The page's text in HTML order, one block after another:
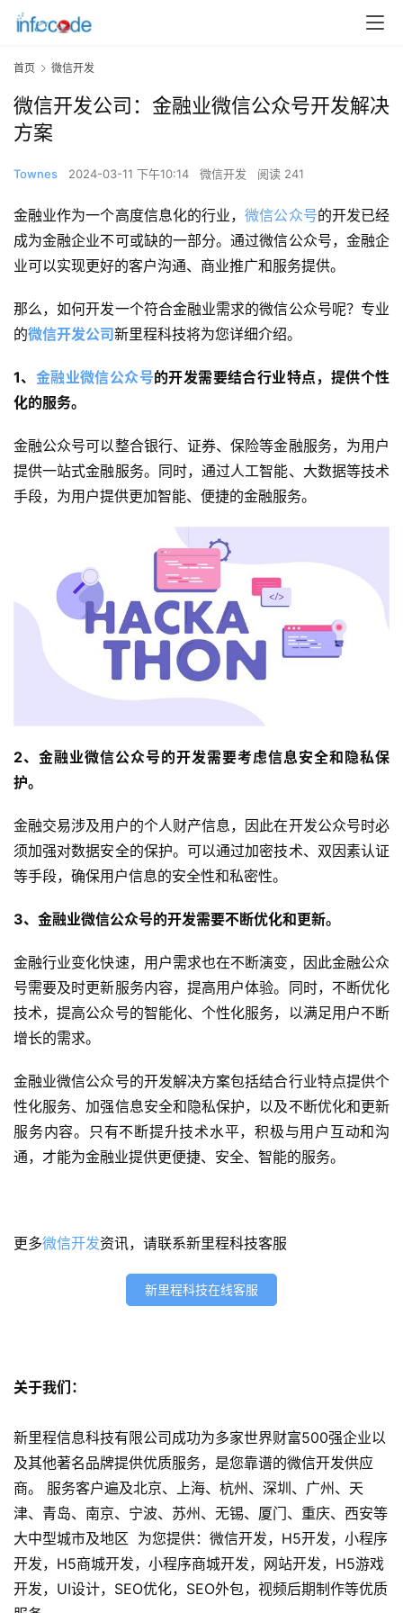
首
页
案
H
开
发
微
信
开
发
首页 微信开发
微信开发公司：金融业微信公众号开发解决
方案
Townes 2024-03-11 下午10:14 微信开发 阅读 241
金融业作为一个高度信息化的行业，微信公众号的开发已经
成为金融企业不可或缺的一部分。通过微信公众号，金融企
业可以实现更好的客户沟通、商业推广和服务提供。
那么，如何开发一个符合金融业需求的微信公众号呢？专业
的微信开发公司新里程科技将为您详细介绍。
1、 金融业微信公众号的开发需要结合行业特点，提供个性
化的服务。
金融公众号可以整合银行、证券、保险等金融服务，为用户
提供一站式金融服务。同时，通过人工智能、大数据等技术
手段，为用户提供更加智能、便捷的金融服务。
2、金融业微信公众号的开发需要考虑信息安全和隐私保
护。
金融交易涉及用户的个人财产信息，因此在开发公众号时必
须加强对数据安全的保护。可以通过加密技术、双因素认证
等手段，确保用户信息的安全性和私密性。
3、金融业微信公众号的开发需要不断优化和更新。
金融行业变化快速，用户需求也在不断演变，因此金融公众
号需要及时更新服务内容，提高用户体验。同时，不断优化
技术，提高公众号的智能化、个性化服务，以满足用户不断
增长的需求。
金融业微信公众号的开发解决方案包括结合行业特点提供个
性化服务、加强信息安全和隐私保护，以及不断优化和更新
服务内容。只有不断提升技术水平，积极与用户互动和沟
通，才能为金融业提供更便捷、安全、智能的服务。
更多微信开发资讯，请联系新里程科技客服
新里程科技在线客服
关于我们：
新里程信息科技有限公司成功为多家世界财富500强企业以
及其他著名品牌提供优质服务，是您靠谱的微信开发供应
商。 服务客户遍及北京、上海、杭州、深圳、广州、天
津、青岛、南京、宁波、苏州、无锡、厦门、重庆、西安等
大中型城市及地区 为您提供：微信开发，H5开发，小程序
开发，H5商城开发，小程序商城开发，网站开发，H5游戏
开发，UI设计，SEO优化，SEO外包，视频后期制作等优质